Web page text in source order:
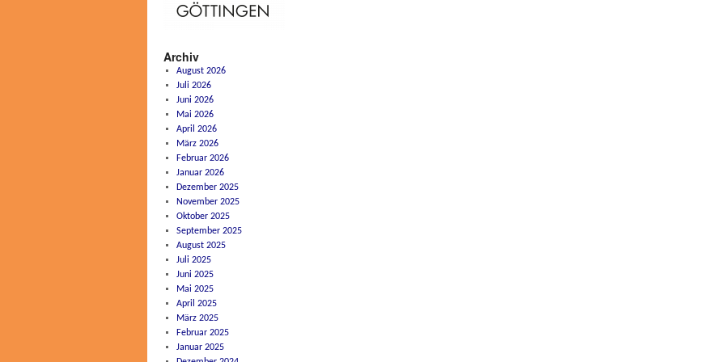
Archiv
August 2026
Juli 2026
Juni 2026
Mai 2026
April 2026
März 2026
Februar 2026
Januar 2026
Dezember 2025
November 2025
Oktober 2025
September 2025
August 2025
Juli 2025
Juni 2025
Mai 2025
April 2025
März 2025
Februar 2025
Januar 2025